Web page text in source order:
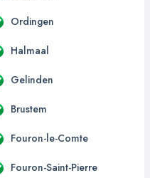
Ordingen
Halmaal
Gelinden
Brustem
Fouron-le-Comte
Fouron-Saint-Pierre